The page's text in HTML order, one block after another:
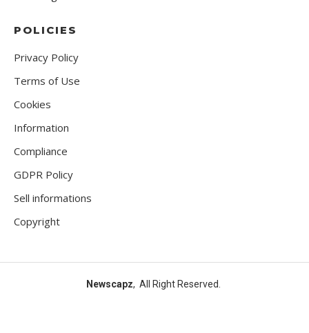
POLICIES
Privacy Policy
Terms of Use
Cookies
Information
Compliance
GDPR Policy
Sell informations
Copyright
Newscapz, All Right Reserved.